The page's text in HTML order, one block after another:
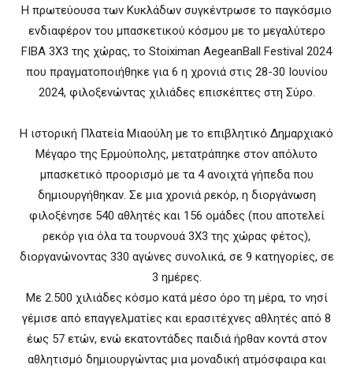
Η πρωτεύουσα των Κυκλάδων συγκέντρωσε το παγκόσμιο
ενδιαφέρον του μπασκετικού κόσμου με το μεγαλύτερο
FIBA 3X3 της χώρας, το Stoiximan AegeanBall Festival 2024
που πραγματοποιήθηκε για 6 η χρονιά στις 28-30 Ιουνίου
2024, φιλοξενώντας χιλιάδες επισκέπτες στη Σύρο.
Η ιστορική Πλατεία Μιαούλη με το επιβλητικό Δημαρχιακό
Μέγαρο της Ερμούπολης, μετατράπηκε στον απόλυτο
μπασκετικό προορισμό με τα 4 ανοιχτά γήπεδα που
δημιουργήθηκαν. Σε μια χρονιά ρεκόρ, η διοργάνωση
φιλοξένησε 540 αθλητές και 156 ομάδες (που αποτελεί
ρεκόρ για όλα τα τουρνουά 3X3 της χώρας φέτος),
διοργανώνοντας 330 αγώνες συνολικά, σε 9 κατηγορίες, σε
3 ημέρες.
Με 2.500 χιλιάδες κόσμο κατά μέσο όρο τη μέρα, το νησί
γέμισε από επαγγελματίες και ερασιτέχνες αθλητές από 8
έως 57 ετών, ενώ εκατοντάδες παιδιά ήρθαν κοντά στον
αθλητισμό δημιουργώντας μια μοναδική ατμόσφαιρα και